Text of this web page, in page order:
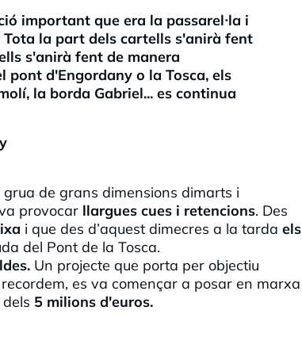
important que era la passarel·la i
la part dels cartells s'anirà fent
s'anirà fent de manera
pont d'Engordany o la Tosca, els
la borda Gabriel... es continua
de grans dimensions dimarts i
provocar llargues cues i retencions. Des
i que des d’aquest dimecres a la tarda els
del Pont de la Tosca.
Un projecte que porta per objectiu
recordem, es va començar a posar en marxa
5 milions d'euros.